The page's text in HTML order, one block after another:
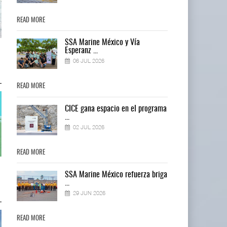
Cruceros crecen en Caribe
mientras bajan ferr ...
04 AGO 2026
Corredor del Istmo destraba ramal
ferroviario ...
04 AGO 2026
ferroviario ...
READ MORE
SSA Marine México y Vía
Esperanz ...
06 JUL 2026
READ MORE
CICE gana espacio en el programa
02 JUL 2026
READ MORE
SSA Marine México refuerza briga
...
29 JUN 2026
READ MORE